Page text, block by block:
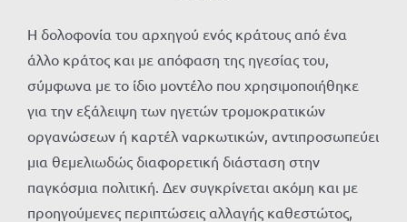
Η δολοφονία του αρχηγού ενός κράτους από ένα
άλλο κράτος και με απόφαση της ηγεσίας του,
σύμφωνα με το ίδιο μοντέλο που χρησιμοποιήθηκε
για την εξάλειψη των ηγετών τρομοκρατικών
οργανώσεων ή καρτέλ ναρκωτικών, αντιπροσωπεύει
μια θεμελιωδώς διαφορετική διάσταση στην
παγκόσμια πολιτική. Δεν συγκρίνεται ακόμη και με
προηγούμενες περιπτώσεις αλλαγής καθεστώτος,